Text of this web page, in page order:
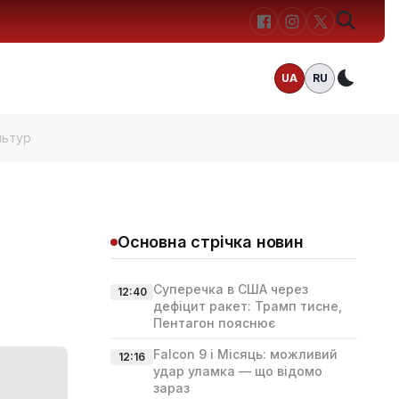
UA RU
Основна стрічка новин
12:40 Суперечка в США через
дефіцит ракет: Трамп тисне,
Пентагон пояснює
12:16
Falcon 9 і Місяць: можливий
удар уламка — що відомо
зараз